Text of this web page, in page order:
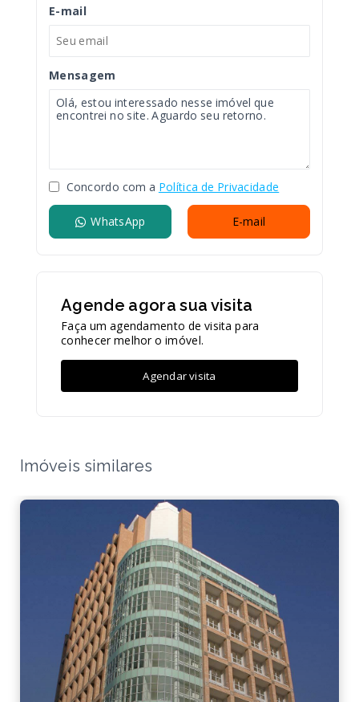
E-mail
Mensagem
Concordo com a Política de Privacidade
WhatsApp E-mail
Agende agora sua visita
Faça um agendamento de visita para
conhecer melhor o imóvel.
Agendar visita
Imóveis similares